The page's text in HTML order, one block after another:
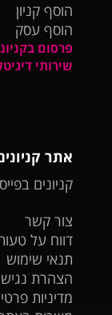
הוסף קניון
הוסף עסק
פרסום
שירותי
אתר
קניונים
צור קשר
דווח על
תנאי שימוש
הצהרת
מדיניות